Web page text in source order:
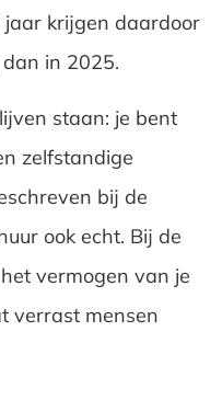
krijgen daardoor
in 2025.
staan: je bent
zelfstandige
bij de
ook echt. Bij de
vermogen van je
verrast mensen